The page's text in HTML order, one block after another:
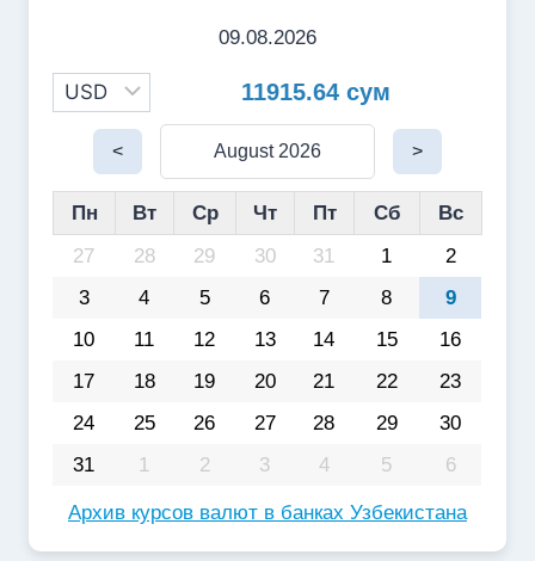
09.08.2026
11915.64 сум
< August 2026 >
Пн Вт Ср Чт Пт Сб
Вс
27
28 29 30 31 1
2
3
4 5 6 7 8
9
10
11 12 13 14 15
16
17
18 19 20 21 22
23
24
25 26 27 28 29
30
31
1 2 3 4 5 6
Архив курсов валют в банках Узбекистана